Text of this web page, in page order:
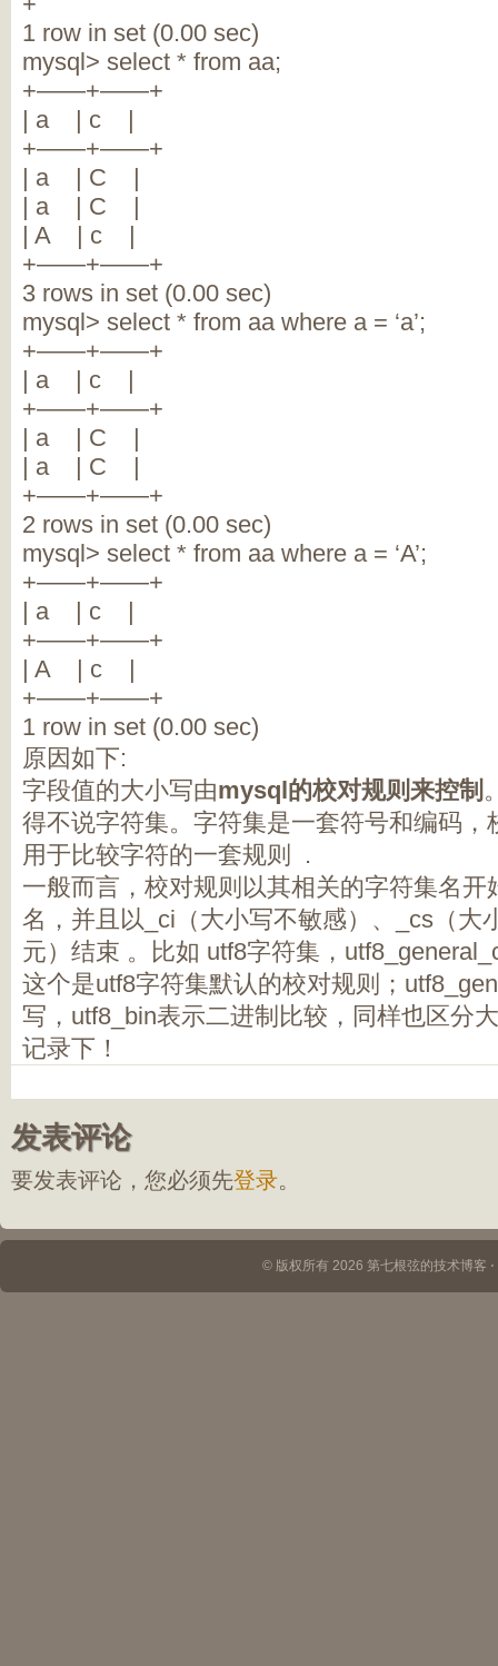
1 row in set (0.00 sec)
mysql> select * from aa;
+——+——+
| a | c |
+——+——+
| a | C |
| a | C |
| A | c |
+——+——+
3 rows in set (0.00 sec)
mysql> select * from aa where a = ‘a’;
+——+——+
| a | c |
+——+——+
| a | C |
| a | C |
+——+——+
2 rows in set (0.00 sec)
mysql> select * from aa where a = ‘A’;
+——+——+
| a | c |
+——+——+
| A | c |
+——+——+
1 row in set (0.00 sec)
原因如下:
字段值的大小写由mysql的校对规则来控制
得不说字符集。字符集是一套符号和编码，
用于比较字符的一套规则 .
一般而言，校对规则以其相关的字符集名开
名，并且以_ci（大小写不敏感）、_cs（大
元）结束 。比如 utf8字符集，
这个是utf8字符集默认的校对规则；
写，utf8_bin表示二进制比较，同样也区分
记录下！
发表评论
要发表评论，您必须先登录。
© 版权所有 2026 第七根弦的技术博客